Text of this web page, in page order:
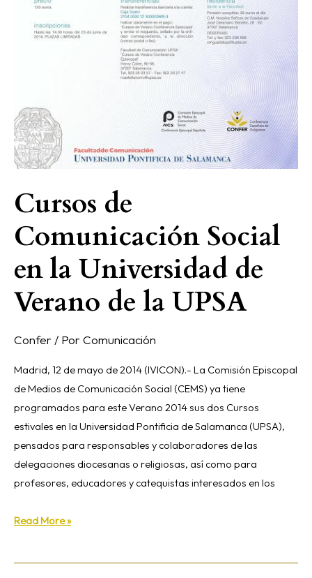
Cursos de
Comunicación Social
en la Universidad de
Verano de la UPSA
Confer / Por Comunicación
Madrid, 12 de mayo de 2014 (IVICON).- La Comisión Episcopal
de Medios de Comunicación Social (CEMS) ya tiene
programados para este Verano 2014 sus dos Cursos
estivales en la Universidad Pontificia de Salamanca (UPSA),
pensados para responsables y colaboradores de las
delegaciones diocesanas o religiosas, así como para
profesores, educadores y catequistas interesados en los
Read More »